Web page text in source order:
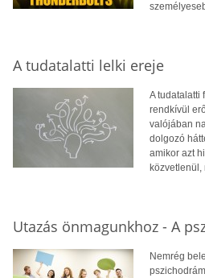
A tudatalatti lelki ereje
A tudatalatti
rendkívül
valójában
dolgozó
amikor azt
Utazás önmagunkhoz - A
Nemrég